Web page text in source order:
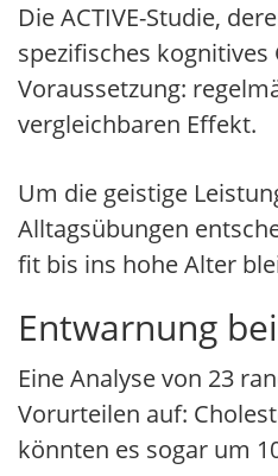
Die ACTIVE-Studie,
spezifisches
Voraussetzung:
vergleichbaren Effekt.
Um die geistige
Alltagsübungen
fit bis ins hohe Alter
Entwarnung
Eine Analyse von 23
Vorurteilen auf:
könnten es sogar um